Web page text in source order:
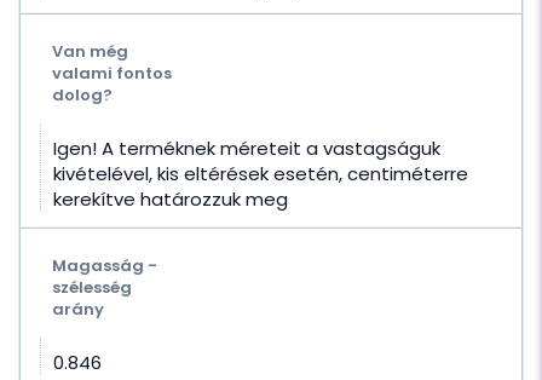
Van még
valami fontos
dolog?
Igen! A terméknek méreteit a vastagságuk
kivételével, kis eltérések esetén, centiméterre
kerekítve határozzuk meg
Magasság -
szélesség
arány
0.846